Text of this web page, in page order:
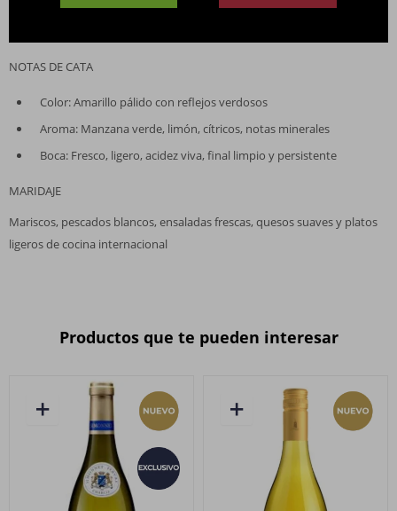
Prensado suave; fermentación controlada en acero inoxidable; sin
NOTAS DE CATA
Color: Amarillo pálido con reflejos verdosos
Aroma: Manzana verde, limón, cítricos, notas minerales
Boca: Fresco, ligero, acidez viva, final limpio y persistente
MARIDAJE
Mariscos, pescados blancos, ensaladas frescas, quesos suaves y platos
ligeros de cocina internacional
Productos que te pueden interesar